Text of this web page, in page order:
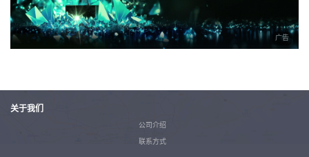
广告
关于我们
公司介绍
联系方式